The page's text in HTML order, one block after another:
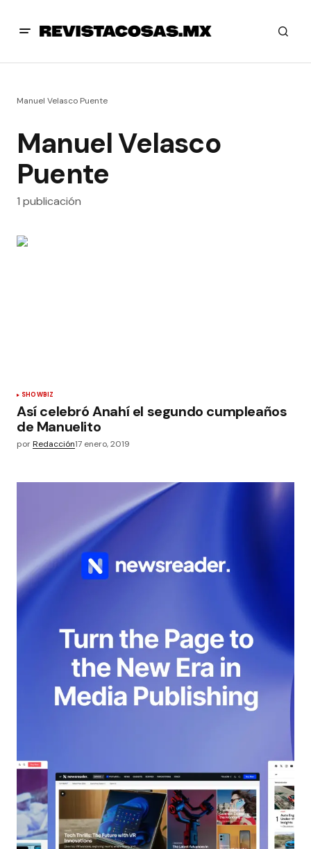
Manuel Velasco Puente
Manuel Velasco
Puente
1 publicación
SHOWBIZ
Así celebró Anahí el segundo cumpleaños
de Manuelito
porRedacción17 enero, 2019